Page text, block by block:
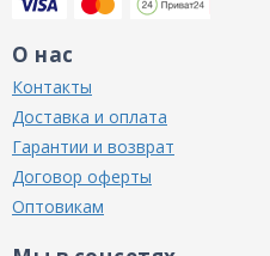
О нас
Контакты
Доставка и оплата
Гарантии и возврат
Договор оферты
Оптовикам